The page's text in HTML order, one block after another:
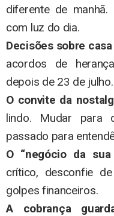
diferente de
com luz do dia.
Decisões sobre
acordos de
depois de 23 de julho.
O convite da
lindo. Mudar para
passado para
O “negócio da sua
crítico, desconfie
golpes financeiros.
A cobrança